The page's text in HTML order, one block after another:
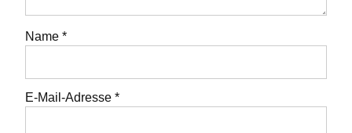
Name *
E-Mail-Adresse *